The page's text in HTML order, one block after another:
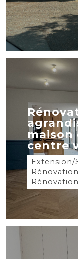
centre
Extension/